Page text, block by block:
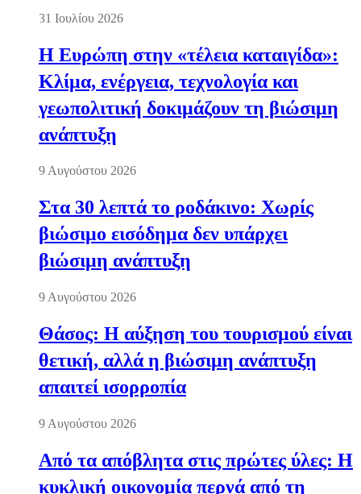
31 Ιουλίου 2026
Η Ευρώπη στην «τέλεια καταιγίδα»:
Κλίμα, ενέργεια, τεχνολογία και
γεωπολιτική δοκιμάζουν τη βιώσιμη
ανάπτυξη
9 Αυγούστου 2026
Στα 30 λεπτά το ροδάκινο: Χωρίς
βιώσιμο εισόδημα δεν υπάρχει
βιώσιμη ανάπτυξη
9 Αυγούστου 2026
Θάσος: Η αύξηση του τουρισμού είναι
θετική, αλλά η βιώσιμη ανάπτυξη
απαιτεί ισορροπία
9 Αυγούστου 2026
Από τα απόβλητα στις πρώτες ύλες: Η
κυκλική οικονομία περνά από τη